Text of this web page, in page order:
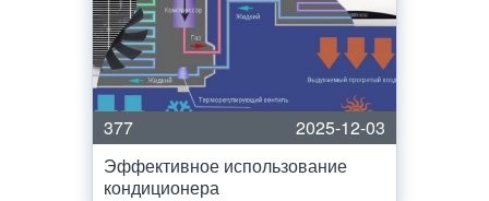
377
2025-12-03
Эффективное использование
кондиционера